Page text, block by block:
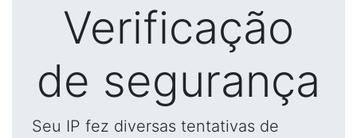
Verificação
de segurança
Seu IP fez diversas tentativas de